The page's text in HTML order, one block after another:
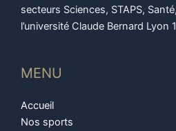
secteurs Sciences, STAPS,
l’université Claude Bernard Lyon
MENU
Accueil
Nos sports